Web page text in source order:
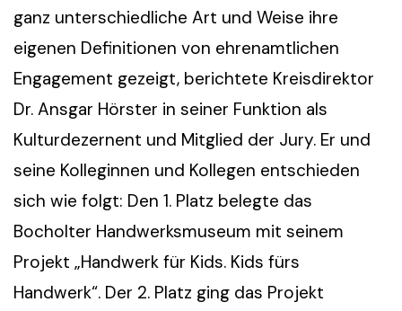
ganz unterschiedliche Art und Weise ihre
eigenen Definitionen von ehrenamtlichen
Engagement gezeigt, berichtete Kreisdirektor
Dr. Ansgar Hörster in seiner Funktion als
Kulturdezernent und Mitglied der Jury. Er und
seine Kolleginnen und Kollegen entschieden
sich wie folgt: Den 1. Platz belegte das
Bocholter Handwerksmuseum mit seinem
Projekt „Handwerk für Kids. Kids fürs
Handwerk“. Der 2. Platz ging das Projekt